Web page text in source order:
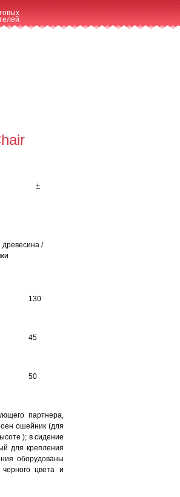
+
древесина /
130
45
50
партнера,
ошейник (для
); в сидение
для крепления
оборудованы
цвета и